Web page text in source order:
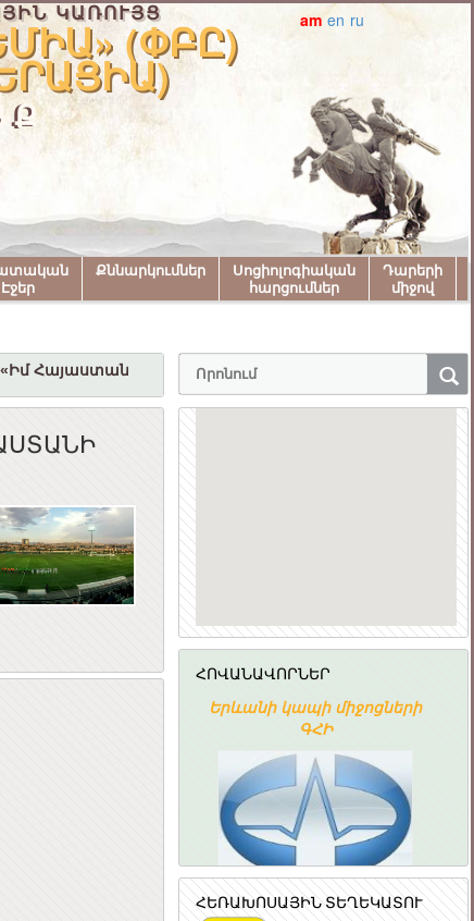
ԿԱՌՈՒՅՑ
(ՓԲԸ) am en ru
Էջեր
Քննարկումներ
Սոցիոլոգիական
հարցումներ
Դարերի
միջով
«Իմ Հայաստան» համահայկական փառատոնին
ՀՈՎԱՆԱՎՈՐՆԵՐ
Երևանի կապի միջոցների
ԳՀԻ
ՀԵՌԱԽՈՍԱՅԻՆ ՏԵՂԵԿԱՏՈՒ